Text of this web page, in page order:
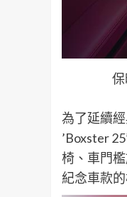
為了延續
’Boxster
椅、車門
紀念車款